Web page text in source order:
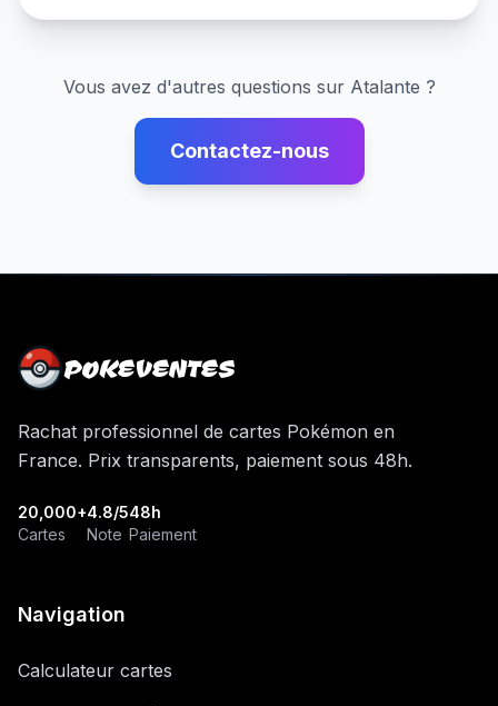
Vous avez d'autres questions sur Atalante ?
Contactez-nous
POKEVENTES
Rachat professionnel de cartes Pokémon en
France. Prix transparents, paiement sous 48h.
20,000+
Cartes
4.8/5
Note
48h
Paiement
Navigation
Calculateur cartes